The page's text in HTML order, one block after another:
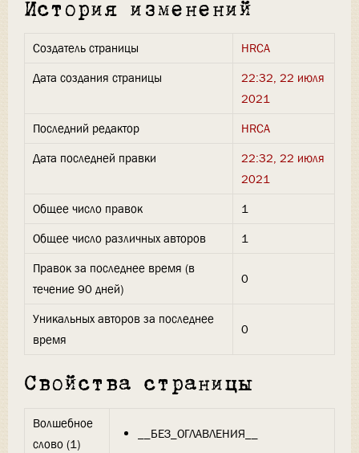
История изменений
Создатель страницы
HRCA
Дата создания страницы
22:32, 22 июля
2021
Последний редактор
HRCA
Дата последней правки
22:32, 22 июля
2021
Общее число правок
1
Общее число различных авторов
1
Правок за последнее время (в
течение 90 дней)
0
Уникальных авторов за последнее
время
0
Свойства страницы
Волшебное
слово (1)
__БЕЗ_ОГЛАВЛЕНИЯ__